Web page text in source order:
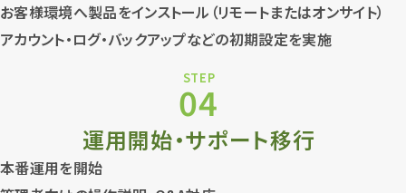
お客様環境へ製品をインストール（リモートまたはオンサイト）
アカウント・ログ・バックアップなどの初期設定を実施
STEP
04
運用開始・サポート移行
本番運用を開始